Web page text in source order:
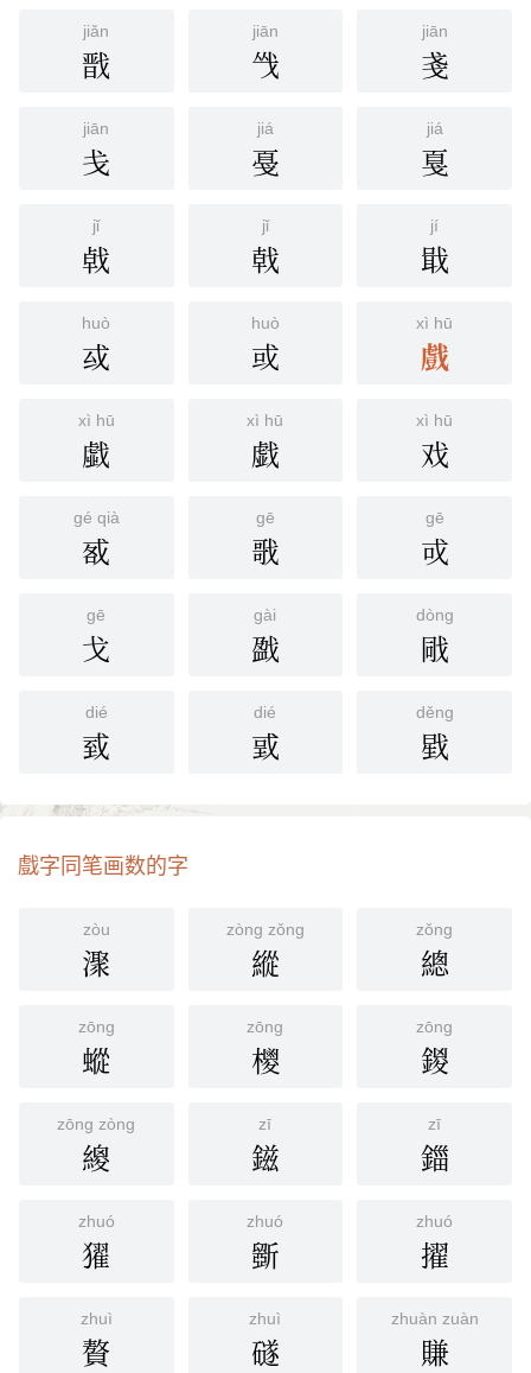
jiǎn
戬
jiān
㦰
jiān
戔
jiān
戋
jiá
戞
jiá
戛
jǐ
㦸
jǐ
戟
jí
戢
huò
㦯
huò
或
xì hū
戲
xì hū
戱
xì hū
戯
xì hū
戏
gé qià
㦴
gē
戨
gē
戓
gē
戈
gài
戤
dòng
戙
dié
㦶
dié
戜
děng
戥
戲字同笔画数的字
zòu
㵵
zòng zǒng
縱
zǒng
總
zōng
䗥
zōng
㯶
zōng
鍐
zōng zòng
繌
zī
鎡
zī
鍿
zhuó
㺟
zhuó
斵
zhuó
擢
zhuì
贅
zhuì
礈
zhuàn zuàn
賺